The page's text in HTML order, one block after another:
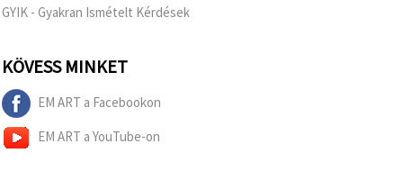
GYIK - Gyakran Ismételt Kérdések
KÖVESS MINKET
EM ART a Facebookon
EM ART a YouTube-on